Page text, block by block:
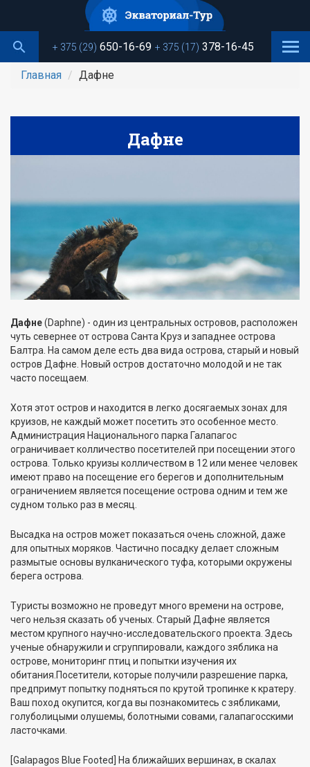
основному
содержанию+ 375 (29) 650-16-69 + 375 (17) 378-16-45
Главная Дафне
Дафне
Дафне(Daphne) - один из центральных островов, расположен
чуть севернее от острова Санта Круз и западнее острова
Балтра. На самом деле есть два вида острова, старый и новый
остров Дафне. Новый остров достаточно молодой и не так
часто посещаем.
Хотя этот остров и находится в легко досягаемых зонах для
круизов, не каждый может посетить это особенное место.
Администрация Национального парка Галапагос
ограничивает колличество посетителей при посещении этого
острова. Только круизы колличеством в 12 или менее человек
имеют право на посещение его берегов и дополнительным
ограничением является посещение острова одним и тем же
судном только раз в месяц.
Высадка на остров может показаться очень сложной, даже
для опытных моряков. Частично посадку делает сложным
размытые основы вулканического туфа, которыми окружены
берега острова.
Туристы возможно не проведут много времени на острове,
чего нельзя сказать об ученых. Старый Дафне является
местом крупного научно-исследовательского проекта. Здесь
ученые обнаружили и сгруппировали, каждого зяблика на
острове, мониторинг птиц и попытки изучения их
обитания.Посетители, которые получили разрешение парка,
предпримут попытку подняться по крутой тропинке к кратеру.
Ваш поход окупится, когда вы познакомитесь с зябликами,
голуболицыми олушемы, болотными совами, галапагосскими
ласточками.
[Galapagos Blue Footed] На ближайших вершинах, в скалах